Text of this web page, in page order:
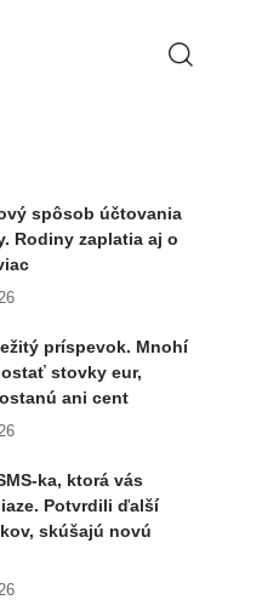
spôsob účtovania
Rodiny zaplatia aj o
príspevok. Mnohí
stovky eur,
ani cent
ka, ktorá vás
Potvrdili ďalší
skúšajú novú